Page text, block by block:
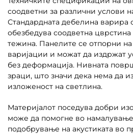
соодветни за различни услови
Стандардната дебелина варира
обезбедува соодветна
тежина. Панелите се отпорни
варијации и можат да издржат
без деформација. Нивната
зраци, што значи дека нема да
изложеност на светлина.
Материјалот поседува добри
може да помогне во
подобрување на акустиката во